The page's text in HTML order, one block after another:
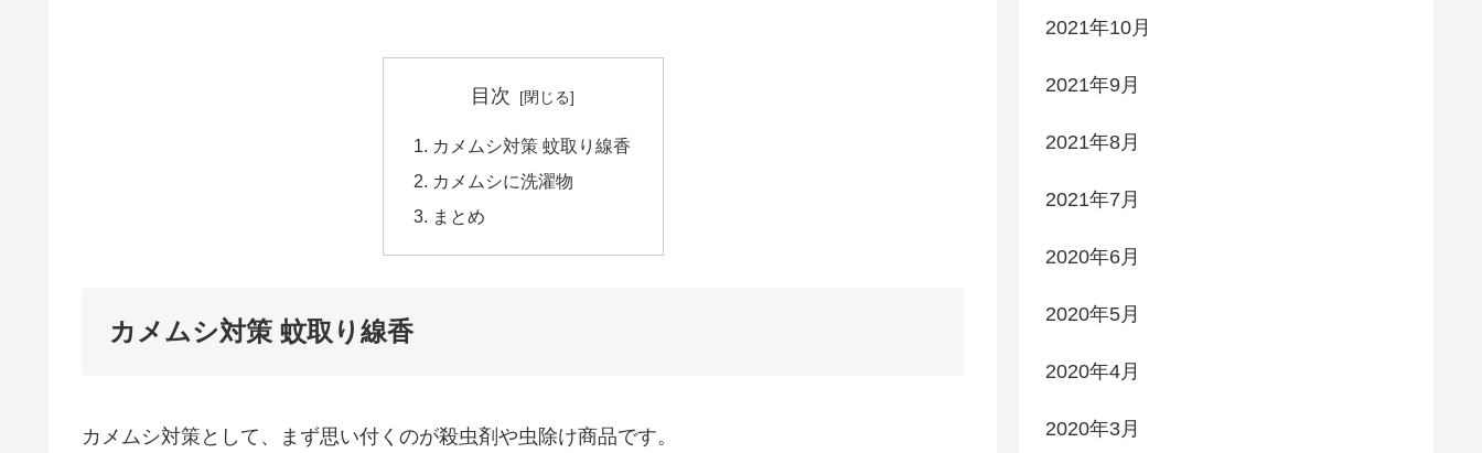
目次
カメムシ対策 蚊取り線香
カメムシに洗濯物
まとめ
カメムシ対策 蚊取り線香
カメムシ対策として、まず思い付くのが殺虫剤や虫除け商品です。
2021年10月
2021年9月
2021年8月
2021年7月
2020年6月
2020年5月
2020年4月
2020年3月